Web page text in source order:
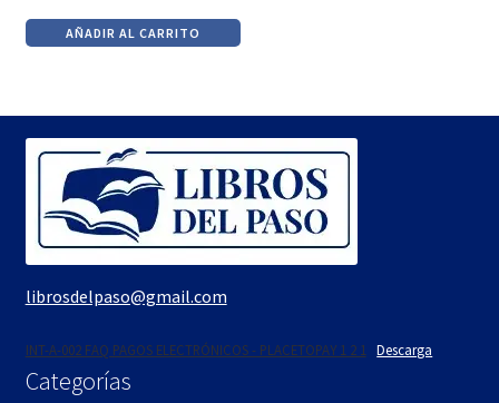
precio
original
precio
actual
AÑADIR AL CARRITO
librosdelpaso@gmail.com
INT-A-002 FAQ PAGOS ELECTRÓNICOS - PLACETOPAY 1 2 1 Descarga
Categorías